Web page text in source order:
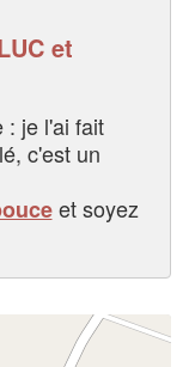
et
: je l'ai fait
c'est un
et soyez